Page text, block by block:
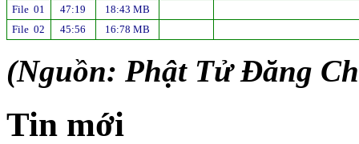
File 01 47:19
18:43 MB
File 02
45:56 16:78 MB
(Nguồn: Phật Tử Đăng
Tin mới